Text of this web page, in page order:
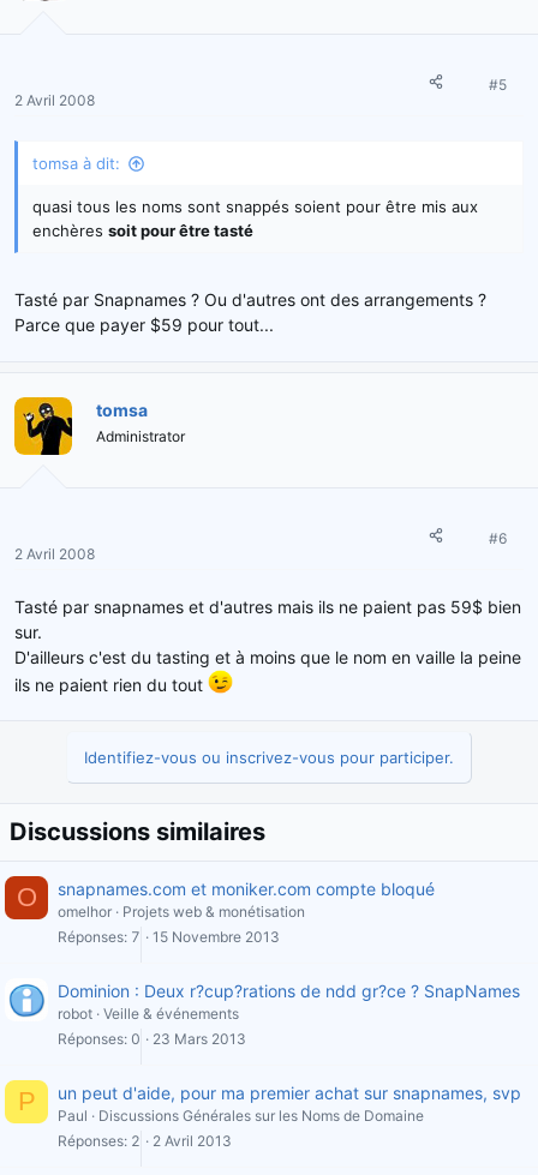
2 Avril 2008
#5
tomsa à dit:
quasi tous les noms sont snappés soient pour être mis aux
enchères soit pour être tasté
Tasté par Snapnames ? Ou d'autres ont des arrangements ?
Parce que payer $59 pour tout...
tomsa
Administrator
2 Avril 2008
#6
Tasté par snapnames et d'autres mais ils ne paient pas 59$ bien
sur.
D'ailleurs c'est du tasting et à moins que le nom en vaille la peine
ils ne paient rien du tout
Identifiez-vous ou inscrivez-vous pour participer.
Discussions similaires
O snapnames.com et moniker.com compte bloqué
omelhor
Projets web & monétisation
Réponses 7 15 Novembre 2013
Dominion : Deux r?cup?rations de ndd gr?ce ? SnapNames
robot Veille & événements
Réponses 0 23 Mars 2013
P un peut d'aide, pour ma premier achat sur snapnames, svp
Paul
Discussions Générales sur les Noms de Domaine
Réponses 2 2 Avril 2013